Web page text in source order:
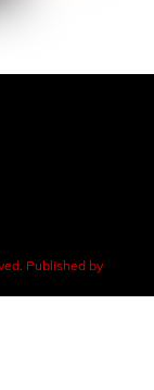
Published by